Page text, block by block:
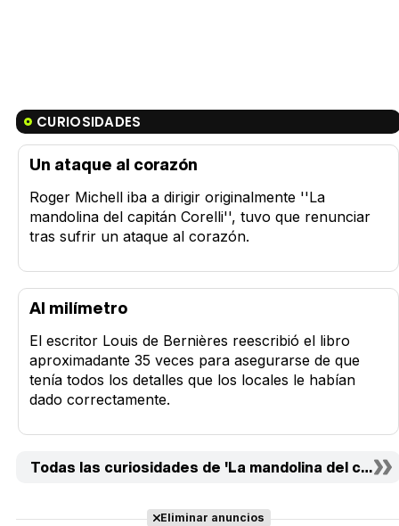
CURIOSIDADES
Un ataque al corazón
Roger Michell iba a dirigir originalmente ''La
mandolina del capitán Corelli'', tuvo que renunciar
tras sufrir un ataque al corazón.
Al milímetro
El escritor Louis de Bernières reescribió el libro
aproximadante 35 veces para asegurarse de que
tenía todos los detalles que los locales le habían
dado correctamente.
Todas las curiosidades de 'La mandolina del
Eliminar anuncios